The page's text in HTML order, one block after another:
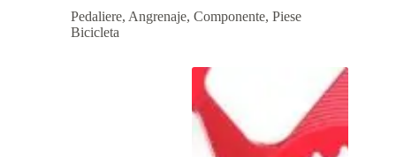
Pedaliere, Angrenaje, Componente, Piese
Bicicleta